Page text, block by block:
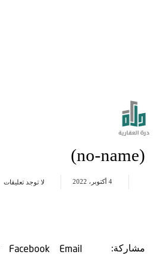
(no-name)
4 أكتوبر، 2022 لا توجد تعليقات
مشاركة: Email
Facebook